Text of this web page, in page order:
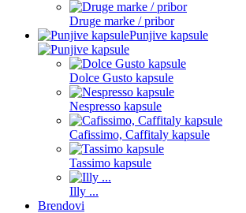
Druge marke / pribor
Punjive kapsule
Dolce Gusto kapsule
Nespresso kapsule
Cafissimo, Caffitaly kapsule
Tassimo kapsule
Illy ...
Brendovi